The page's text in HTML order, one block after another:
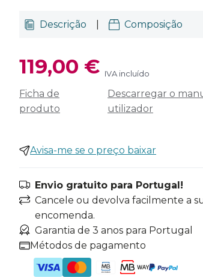
Descrição Composição
119,00 € IVA incluído
Ficha de
produto
Descarregar o
utilizador
Avisa-me se o preço baixar
Envio gratuito para Portugal!
Cancele ou devolva facilmente a
encomenda.
Garantia de 3 anos para Portugal
Métodos de pagamento